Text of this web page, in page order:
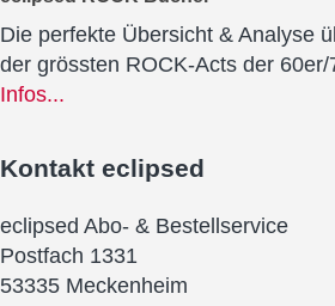
Die perfekte Übersicht & Analyse
der grössten ROCK-Acts der 60er/
Infos...
Kontakt eclipsed
eclipsed Abo- & Bestellservice
Postfach 1331
53335 Meckenheim